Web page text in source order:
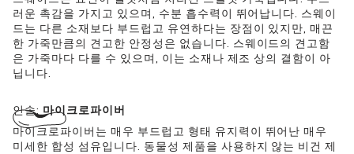
러운 촉감을 가지고 있으며, 수분 흡수력이 뛰어납니다. 스웨이
드는 다른 소재보다 부드럽고 유연하다는 장점이 있지만, 매끈
한 가죽만큼의 견고한 안정성은 없습니다. 스웨이드의 견고함
은 가죽마다 다를 수 있으며, 이는 소재나 제조 상의 결함이 아
닙니다.
인솔:마이크로파이버
마이크로파이버는 매우 부드럽고 형태 유지력이 뛰어난 매우
미세한 합성 섬유입니다. 동물성 제품을 사용하지 않는 비건 제